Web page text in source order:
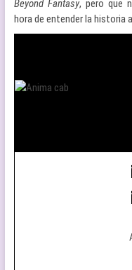
Beyond Fantasy, pero que
hora de entender la historia